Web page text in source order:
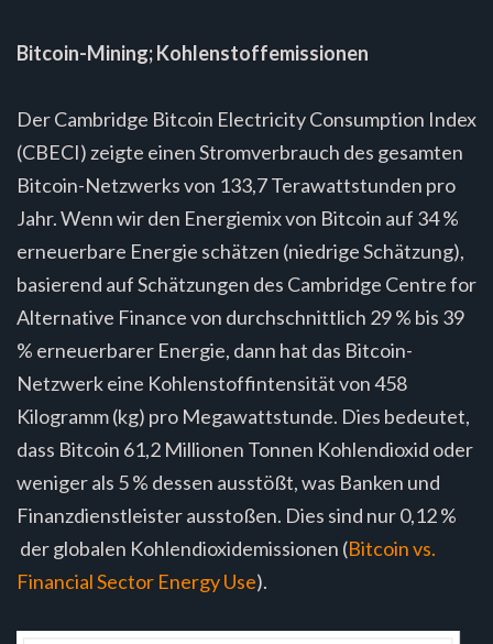
Bitcoin-Mining; Kohlenstoffemissionen
Der Cambridge Bitcoin Electricity Consumption Index
(CBECI) zeigte einen Stromverbrauch des gesamten
Bitcoin-Netzwerks von 133,7 Terawattstunden pro
Jahr. Wenn wir den Energiemix von Bitcoin auf 34 %
erneuerbare Energie schätzen (niedrige Schätzung),
basierend auf Schätzungen des Cambridge Centre for
Alternative Finance von durchschnittlich 29 % bis 39
% erneuerbarer Energie, dann hat das Bitcoin-
Netzwerk eine Kohlenstoffintensität von 458
Kilogramm (kg) pro Megawattstunde. Dies bedeutet,
dass Bitcoin 61,2 Millionen Tonnen Kohlendioxid oder
weniger als 5 % dessen ausstößt, was Banken und
Finanzdienstleister ausstoßen. Dies sind nur 0,12 %
der globalen Kohlendioxidemissionen (Bitcoin vs.
Financial Sector Energy Use).